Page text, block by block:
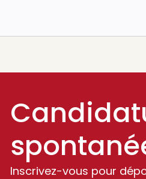
Inscrivez-vous pour